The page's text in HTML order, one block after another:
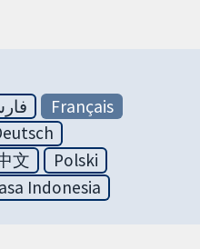
Français
文
Polski
Indonesia